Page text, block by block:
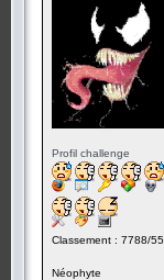
Profil challenge
Classement : 7788/
Néophyte